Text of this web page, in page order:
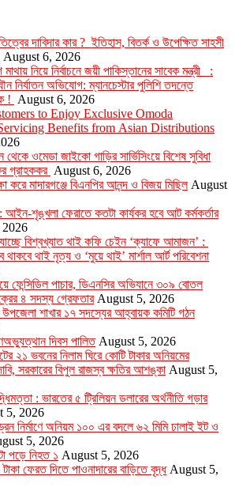
দাবিদার কার ? ইতিহাস, বিতর্ক ও উপেক্ষিত সাহসী
August 6, 2026
নিয়ে নির্বাচনে জয়ী পাকিস্তানের সাবেক মন্ত্রী :
নির্যাতন অভিযোগ: ম্যানচেস্টার পুলিশি তদন্তে
! August 6, 2026
to Enjoy Exclusive Omoda
Benefits from Asian Distributions
থেকে ওমেডা জাইকো গাড়ির সার্ভিসিংয়ে বিশেষ সুবিধা
গ্রাহককর August 6, 2026
করে মাদারগঞ্জে বিএনপির আনন্দ ও বিজয় মিছিল August
শৃঙ্খলা ফেরাতে কতটা কার্যকর হবে আট কর্মকর্তার
যাচ্ছে বিশ্বখ্যাত থাই কফি চেইন ‘ক্যাফে আমাজন’ :
থাকবে থাই নৃত্য ও ‘মুয়ে থাই’ মার্শাল আর্ট পরিবেশনা
ফেন্সিডিল পাচার, ডিএনসির অভিযানে ৩০৯ বোতল
৪ সদস্য গ্রেফতার August 5, 2026
উপজেলা শাখার ১৭ সদস্যের আহ্বায়ক কমিটি গঠন
দিবস পালিত August 5, 2026
২১ ভবনের নিলাম ঘিরে কোটি টাকার অনিয়মের
সরকারের বিপুল রাজস্ব ক্ষতির আশঙ্কা August 5,
: ভারতের ৫ ট্রিলিয়ন ডলারের অর্থনীতি গড়ার
5, 2026
নির্মাণে অনিয়ম ১০০ এর বদলে ৬২ মিমি ঢালাই ইট ও
5, 2026
পড়ে নিহত ১ August 5, 2026
ফেরত দিতে পাওনাদারের বাড়িতে বৃদ্ধ August 5,